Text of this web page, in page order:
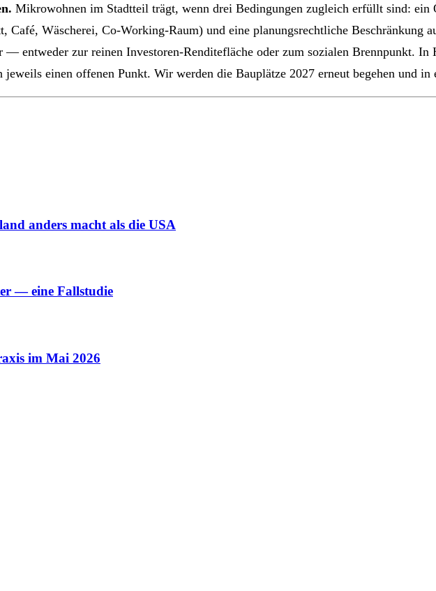
Mikrowohnen im Stadtteil trägt, wenn drei Bedingungen zugleich erfüllt sind: ein
Café, Wäscherei, Co-Working-Raum) und eine planungsrechtliche Beschränkung
entweder zur reinen Investoren-Renditefläche oder zum sozialen Brennpunkt. In
einen offenen Punkt. Wir werden die Bauplätze 2027 erneut begehen und in
anders macht als die USA
— eine Fallstudie
im Mai 2026